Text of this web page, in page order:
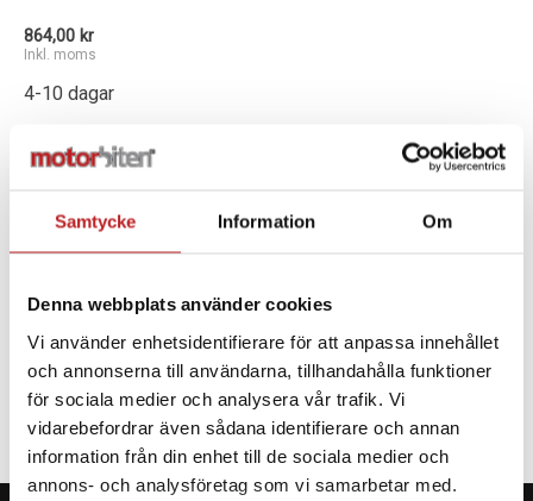
Samtycke Information Om
Denna webbplats använder cookies
Vi använder enhetsidentifierare för att anpassa innehållet
och annonserna till användarna, tillhandahålla funktioner
för sociala medier och analysera vår trafik. Vi
vidarebefordrar även sådana identifierare och annan
information från din enhet till de sociala medier och
annons- och analysföretag som vi samarbetar med.
864,00 kr
Inkl. moms
4-10 dagar
- +
SPECIFIKATION